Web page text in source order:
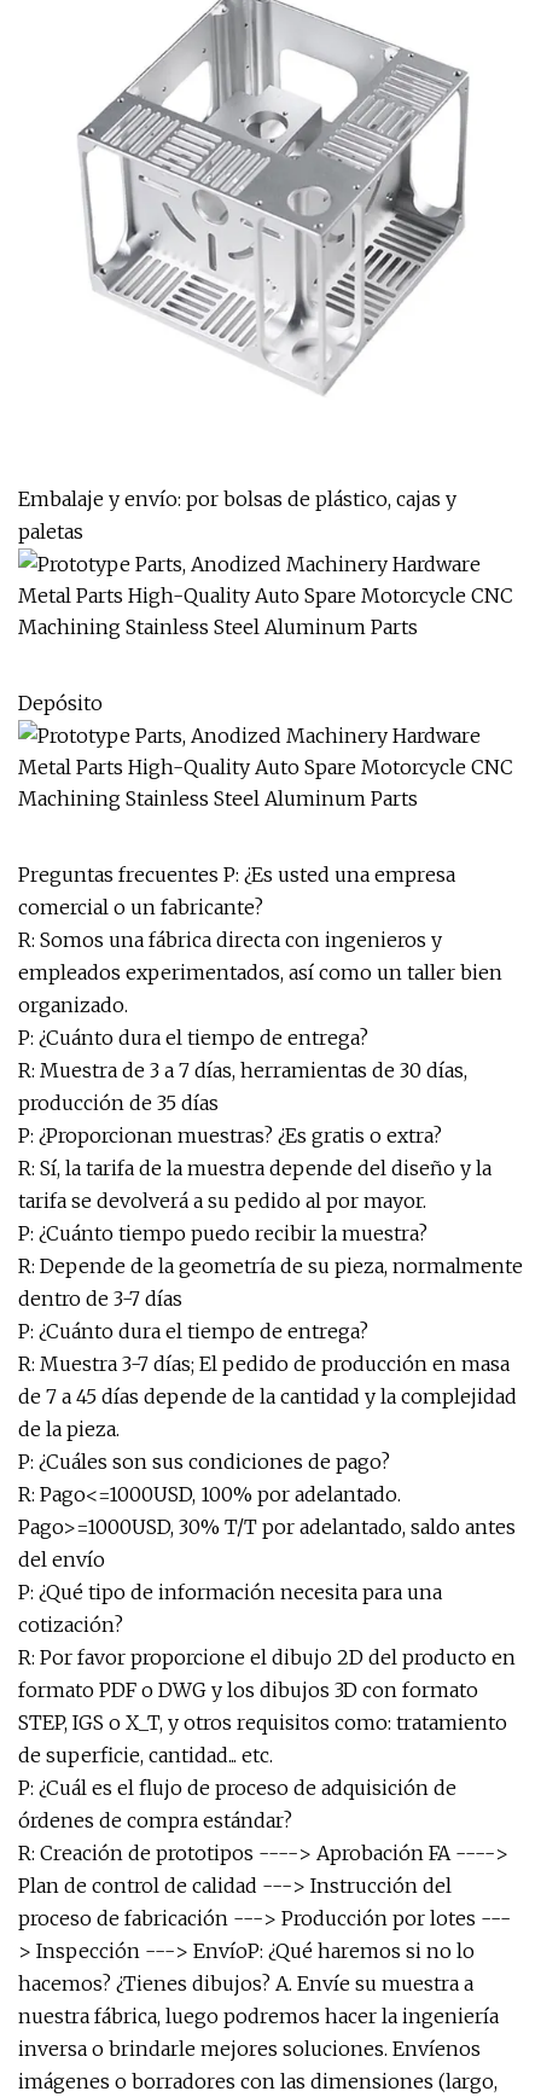
Embalaje y envío: por bolsas de plástico, cajas y
paletas
Depósito
Preguntas frecuentes P: ¿Es usted una empresa
comercial o un fabricante?
R: Somos una fábrica directa con ingenieros y
empleados experimentados, así como un taller bien
organizado.
P: ¿Cuánto dura el tiempo de entrega?
R: Muestra de 3 a 7 días, herramientas de 30 días,
producción de 35 días
P: ¿Proporcionan muestras? ¿Es gratis o extra?
R: Sí, la tarifa de la muestra depende del diseño y la
tarifa se devolverá a su pedido al por mayor.
P: ¿Cuánto tiempo puedo recibir la muestra?
R: Depende de la geometría de su pieza, normalmente
dentro de 3-7 días
P: ¿Cuánto dura el tiempo de entrega?
R: Muestra 3-7 días; El pedido de producción en masa
de 7 a 45 días depende de la cantidad y la complejidad
de la pieza.
P: ¿Cuáles son sus condiciones de pago?
R: Pago<=1000USD, 100% por adelantado.
Pago>=1000USD, 30% T/T por adelantado, saldo antes
del envío
P: ¿Qué tipo de información necesita para una
cotización?
R: Por favor proporcione el dibujo 2D del producto en
formato PDF o DWG y los dibujos 3D con formato
STEP, IGS o X_T, y otros requisitos como: tratamiento
de superficie, cantidad... etc.
P: ¿Cuál es el flujo de proceso de adquisición de
órdenes de compra estándar?
R: Creación de prototipos ----> Aprobación FA ---->
Plan de control de calidad ---> Instrucción del
proceso de fabricación ---> Producción por lotes ---
> Inspección ---> EnvíoP: ¿Qué haremos si no lo
hacemos? ¿Tienes dibujos? A. Envíe su muestra a
nuestra fábrica, luego podremos hacer la ingeniería
inversa o brindarle mejores soluciones. Envíenos
imágenes o borradores con las dimensiones (largo,